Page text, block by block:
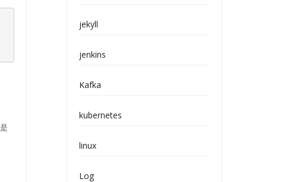
是
jekyll
jenkins
Kafka
kubernetes
linux
Log